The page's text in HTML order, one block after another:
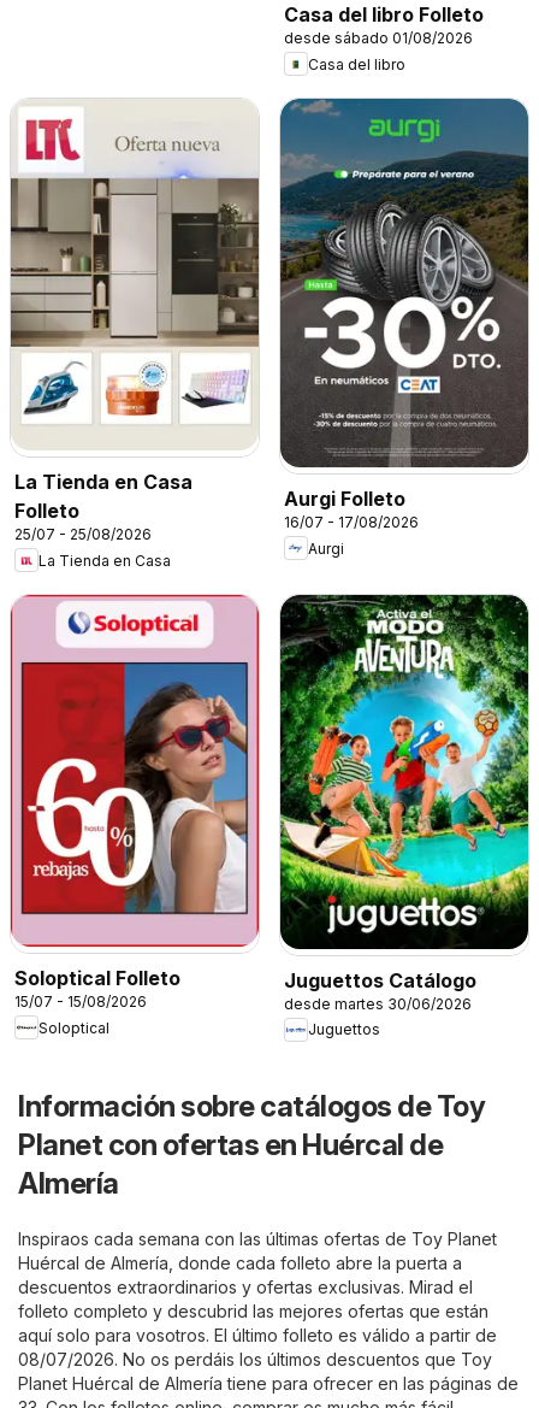
Casa del libro Folleto
desde sábado 01/08/2026
Casa del libro
La Tienda en Casa
Folleto
25/07 - 25/08/2026
La Tienda en Casa
Aurgi Folleto
16/07 - 17/08/2026
Aurgi
Soloptical Folleto
15/07 - 15/08/2026
Soloptical
Juguettos Catálogo
desde martes 30/06/2026
Juguettos
Información sobre catálogos de Toy
Planet con ofertas en Huércal de
Almería
Inspiraos cada semana con las últimas ofertas de Toy Planet
Huércal de Almería, donde cada folleto abre la puerta a
descuentos extraordinarios y ofertas exclusivas. Mirad el
folleto completo y descubrid las mejores ofertas que están
aquí solo para vosotros. El último folleto es válido a partir de
08/07/2026. No os perdáis los últimos descuentos que Toy
Planet Huércal de Almería tiene para ofrecer en las páginas de